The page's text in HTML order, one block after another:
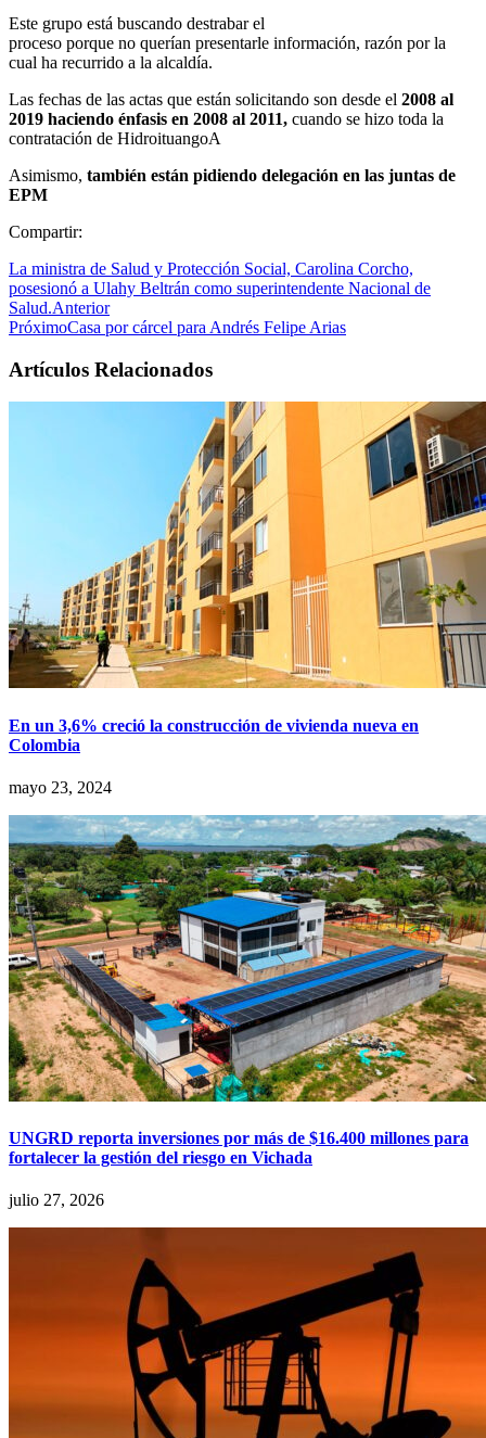
Este grupo está buscando destrabar el
proceso porque no querían presentarle información, razón por la
cual ha recurrido a la alcaldía.
Las fechas de las actas que están solicitando son desde el 2008 al
2019 haciendo énfasis en 2008 al 2011, cuando se hizo toda la
contratación de HidroituangoA
Asimismo, también están pidiendo delegación en las juntas de
EPM
Compartir:
La ministra de Salud y Protección Social, Carolina Corcho,
posesionó a Ulahy Beltrán como superintendente Nacional de
Salud.Anterior
PróximoCasa por cárcel para Andrés Felipe Arias
Artículos Relacionados
En un 3,6% creció la construcción de vivienda nueva en
Colombia
mayo 23, 2024
UNGRD reporta inversiones por más de $16.400 millones para
fortalecer la gestión del riesgo en Vichada
julio 27, 2026